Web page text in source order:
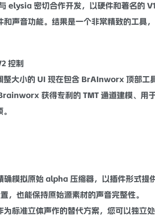
elysia 密切合作开发，以硬件和著名的
和声音功能。结果是一个非常精致的工具
控制
整大小的 UI 现在包含 BrAInworx 顶部工
获得专利的 TMT 通道建模、用
确模拟原始 alpha 压缩器，以插件形式提
，也能保持原始源素材的声音完整性。
为标准立体声作的替代方案，您可以独立